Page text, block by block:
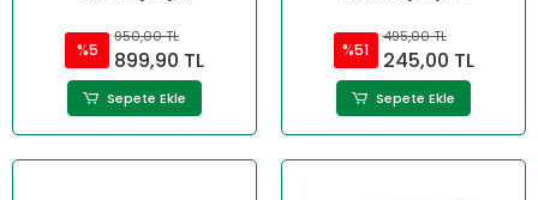
%5
950,00 TL
899,90 TL
Sepete Ekle
%51
495,00 TL
245,00 TL
Sepete Ekle